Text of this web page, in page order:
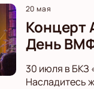
20 мая
Концерт
День
30 июля в БКЗ
Насладитесь